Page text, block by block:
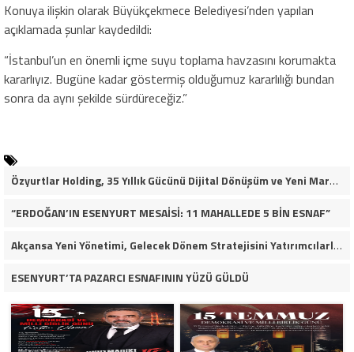
Konuya ilişkin olarak Büyükçekmece Belediyesi’nden yapılan
açıklamada şunlar kaydedildi:
“İstanbul’un en önemli içme suyu toplama havzasını korumakta
kararlıyız. Bugüne kadar göstermiş olduğumuz kararlılığı bundan
sonra da aynı şekilde sürdüreceğiz.”
Özyurtlar Holding, 35 Yıllık Gücünü Dijital Dönüşüm ve Yeni Marka Stratejisiyle Geleceğe Taşıyor
“ERDOĞAN’IN ESENYURT MESAİSİ: 11 MAHALLEDE 5 BİN ESNAF”
Akçansa Yeni Yönetimi, Gelecek Dönem Stratejisini Yatırımcılarla Paylaştı
ESENYURT’TA PAZARCI ESNAFININ YÜZÜ GÜLDÜ